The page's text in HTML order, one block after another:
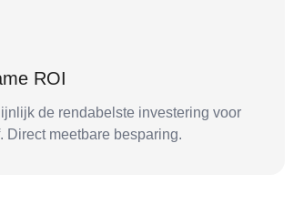
ROI
de rendabelste investering voor
Direct meetbare besparing.